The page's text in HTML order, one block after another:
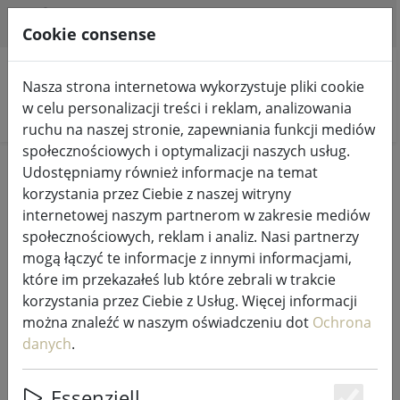
Szukaj produktów
Home Wróżki i oświetlenie
Wróżki i oświetlenie
265 Products
Unterkategorien
WRÓŻKI PODŚWIETLANA DEKORACJA
Cookie consense
Nasza strona internetowa wykorzystuje pliki cookie
w celu personalizacji treści i reklam, analizowania
ruchu na naszej stronie, zapewniania funkcji mediów
społecznościowych i optymalizacji naszych usług.
Udostępniamy również informacje na temat
korzystania przez Ciebie z naszej witryny
internetowej naszym partnerom w zakresie mediów
społecznościowych, reklam i analiz. Nasi partnerzy
mogą łączyć te informacje z innymi informacjami,
które im przekazałeś lub które zebrali w trakcie
korzystania przez Ciebie z Usług. Więcej informacji
można znaleźć w naszym oświadczeniu dot Ochrona
danych.